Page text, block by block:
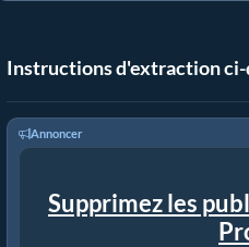
Instructions d'extraction ci-
Annoncer
Supprimez les